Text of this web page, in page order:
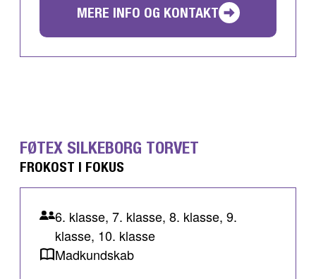
MERE INFO OG KONTAKT
FØTEX SILKEBORG TORVET
FROKOST I FOKUS
6. klasse, 7. klasse, 8. klasse, 9.
klasse, 10. klasse
Madkundskab